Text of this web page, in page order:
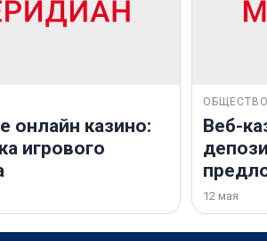
онлайн казино:
игрового
ОБЩЕСТВО
Веб-
12 мая